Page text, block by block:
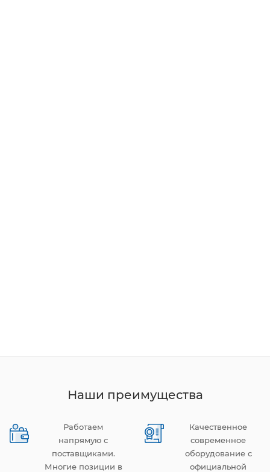
Наши преимущества
Работаем
напрямую с
поставщиками.
Многие позиции в
Качественное
современное
оборудование с
официальной